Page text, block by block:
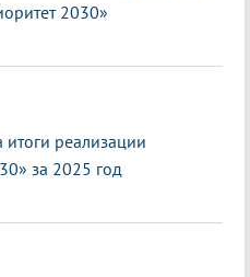
2030»
реализации
за 2025 год